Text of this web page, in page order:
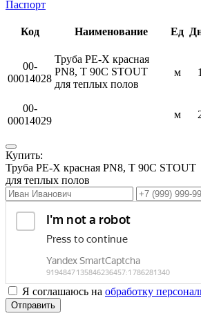
Паспорт
Код Наименование Ед
00-
00014028
Труба PE-X красная
PN8, Т 90С STOUT
для теплых полов
м
00-
00014029
м
Купить:
Труба PE-X красная PN8, Т 90С STOUT
для теплых полов
Я соглашаюсь на обработку
Отправить